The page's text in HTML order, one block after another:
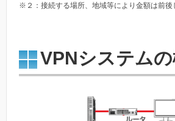
※２：接続する場所、地域等により金額は前後
VPNシステムの